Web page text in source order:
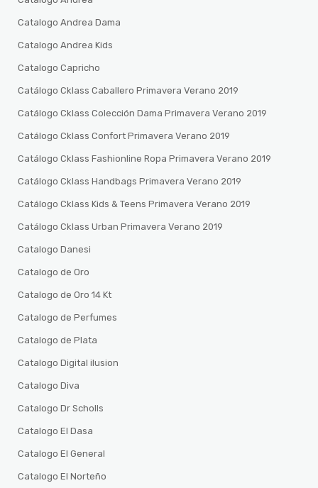
Catalogo Andrea Dama
Catalogo Andrea Kids
Catalogo Capricho
Catálogo Cklass Caballero Primavera Verano 2019
Catálogo Cklass Colección Dama Primavera Verano 2019
Catálogo Cklass Confort Primavera Verano 2019
Catálogo Cklass Fashionline Ropa Primavera Verano 2019
Catálogo Cklass Handbags Primavera Verano 2019
Catálogo Cklass Kids & Teens Primavera Verano 2019
Catálogo Cklass Urban Primavera Verano 2019
Catalogo Danesi
Catalogo de Oro
Catalogo de Oro 14 Kt
Catalogo de Perfumes
Catalogo de Plata
Catalogo Digital ilusion
Catalogo Diva
Catalogo Dr Scholls
Catalogo El Dasa
Catalogo El General
Catalogo El Norteño